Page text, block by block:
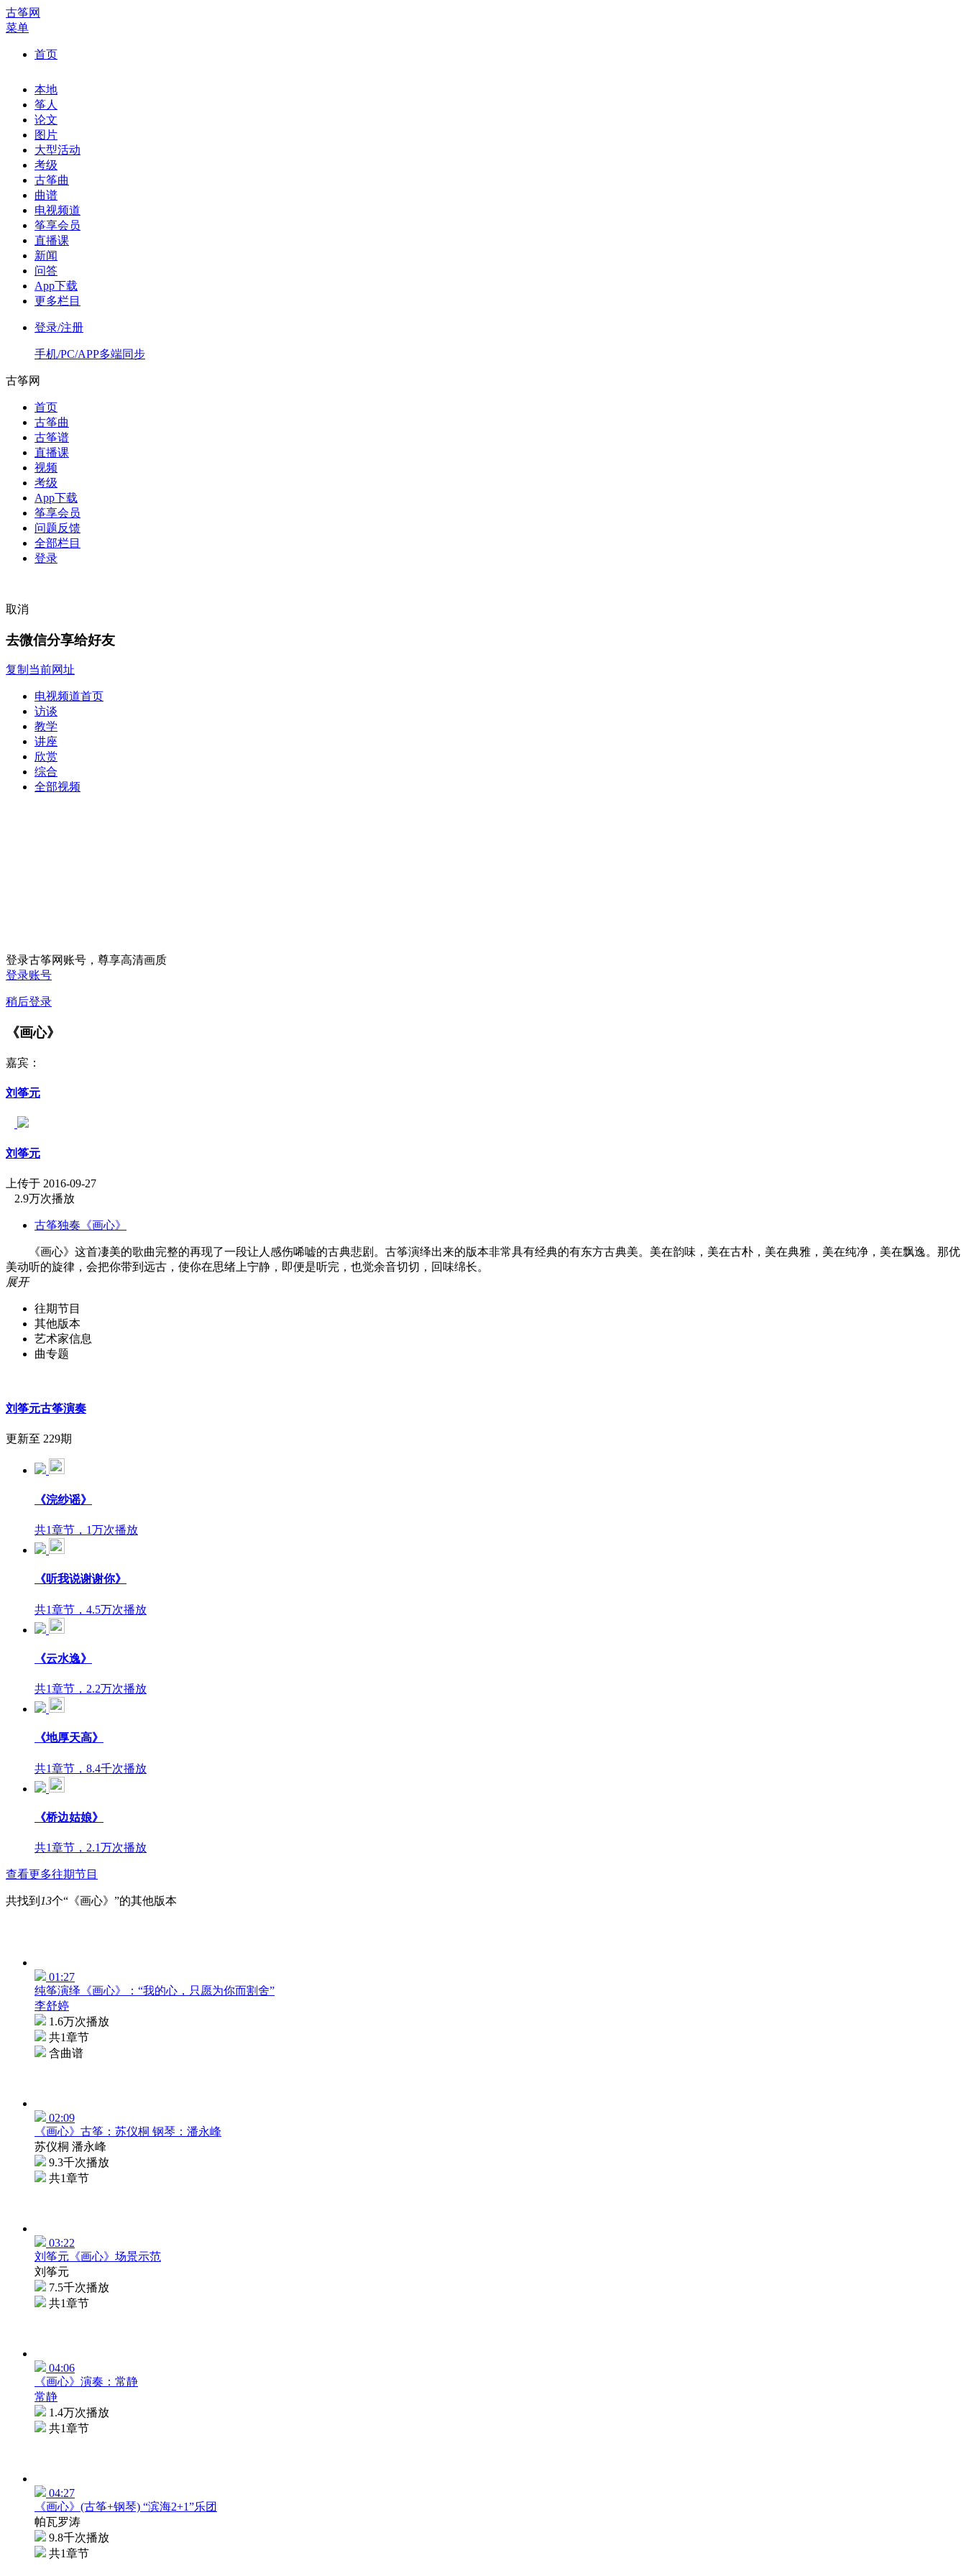
古筝网
菜单
首页
本地
筝人
论文
图片
大型活动
考级
古筝曲
曲谱
电视频道
筝享会员
直播课
新闻
问答
App下载
更多栏目
登录/注册
手机/PC/APP多端同步
古筝网
首页
古筝曲
古筝谱
直播课
视频
考级
App下载
筝享会员
问题反馈
全部栏目
登录
取消
去微信分享给好友
复制当前网址
电视频道首页
访谈
教学
讲座
欣赏
综合
全部视频
登录古筝网账号，尊享高清画质
登录账号
稍后登录
《画心》
嘉宾：
刘筝元
刘筝元
上传于 2016-09-27
2.9万次播放
古筝独奏《画心》
《画心》这首凄美的歌曲完整的再现了一段让人感伤唏嘘的古典悲剧。古筝演绎出来的版本非常具有经典的有东方古典美。美在韵味，美在古朴，美在典雅，美在纯净，美在飘逸。那优
美动听的旋律，会把你带到远古，使你在思绪上宁静，即便是听完，也觉余音切切，回味绵长。
展开
往期节目
其他版本
艺术家信息
曲专题
刘筝元古筝演奏
更新至 229期
《浣纱谣》
共1章节，1万次播放
《听我说谢谢你》
共1章节，4.5万次播放
《云水逸》
共1章节，2.2万次播放
《地厚天高》
共1章节，8.4千次播放
《桥边姑娘》
共1章节，2.1万次播放
查看更多往期节目
共找到 13个“《画心》”的其他版本
01:27
纯筝演绎《画心》：“我的心，只愿为你而割舍”
李舒婷
1.6万次播放
共1章节
含曲谱
02:09
《画心》古筝：苏仪桐 钢琴：潘永峰
苏仪桐 潘永峰
9.3千次播放
共1章节
03:22
刘筝元《画心》场景示范
刘筝元
7.5千次播放
共1章节
04:06
《画心》演奏：常静
常静
1.4万次播放
共1章节
04:27
《画心》(古筝+钢琴) “滨海2+1”乐团
帕瓦罗涛
9.8千次播放
共1章节